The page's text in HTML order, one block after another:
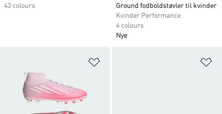
43 colours
Ground fodboldstøvler til kvinder
Kvinder Performance
4 colours
Nye